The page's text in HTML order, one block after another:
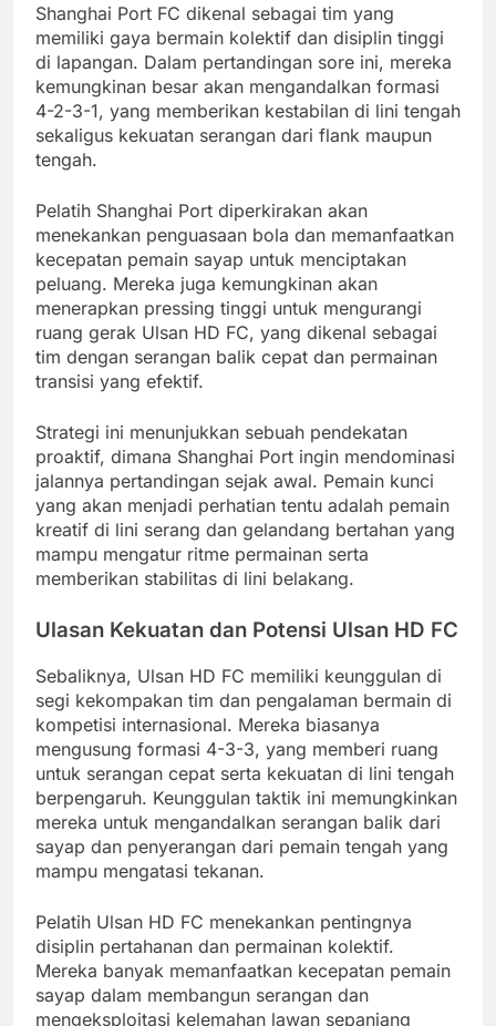
Shanghai Port FC dikenal sebagai tim yang
memiliki gaya bermain kolektif dan disiplin tinggi
di lapangan. Dalam pertandingan sore ini, mereka
kemungkinan besar akan mengandalkan formasi
4-2-3-1, yang memberikan kestabilan di lini tengah
sekaligus kekuatan serangan dari flank maupun
tengah.
Pelatih Shanghai Port diperkirakan akan
menekankan penguasaan bola dan memanfaatkan
kecepatan pemain sayap untuk menciptakan
peluang. Mereka juga kemungkinan akan
menerapkan pressing tinggi untuk mengurangi
ruang gerak Ulsan HD FC, yang dikenal sebagai
tim dengan serangan balik cepat dan permainan
transisi yang efektif.
Strategi ini menunjukkan sebuah pendekatan
proaktif, dimana Shanghai Port ingin mendominasi
jalannya pertandingan sejak awal. Pemain kunci
yang akan menjadi perhatian tentu adalah pemain
kreatif di lini serang dan gelandang bertahan yang
mampu mengatur ritme permainan serta
memberikan stabilitas di lini belakang.
Ulasan Kekuatan dan Potensi Ulsan HD FC
Sebaliknya, Ulsan HD FC memiliki keunggulan di
segi kekompakan tim dan pengalaman bermain di
kompetisi internasional. Mereka biasanya
mengusung formasi 4-3-3, yang memberi ruang
untuk serangan cepat serta kekuatan di lini tengah
berpengaruh. Keunggulan taktik ini memungkinkan
mereka untuk mengandalkan serangan balik dari
sayap dan penyerangan dari pemain tengah yang
mampu mengatasi tekanan.
Pelatih Ulsan HD FC menekankan pentingnya
disiplin pertahanan dan permainan kolektif.
Mereka banyak memanfaatkan kecepatan pemain
sayap dalam membangun serangan dan
mengeksploitasi kelemahan lawan sepanjang